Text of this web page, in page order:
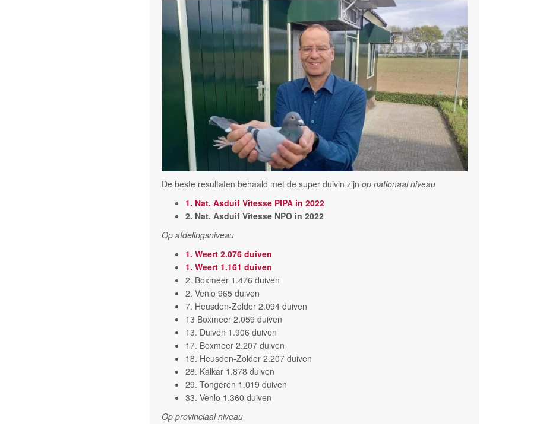
De beste resultaten behaald met de super duivin zijn op nationaal niveau
1. Nat. Asduif Vitesse PIPA in 2022
2. Nat. Asduif Vitesse NPO in 2022
Op afdelingsniveau
1. Weert 2.076 duiven
1. Weert 1.161 duiven
2. Boxmeer 1.476 duiven
2. Venlo 965 duiven
7. Heusden-Zolder 2.094 duiven
13 Boxmeer 2.059 duiven
13. Duiven 1.906 duiven
17. Boxmeer 2.207 duiven
18. Heusden-Zolder 2.207 duiven
28. Kalkar 1.878 duiven
29. Tongeren 1.019 duiven
33. Venlo 1.360 duiven
Op provinciaal niveau